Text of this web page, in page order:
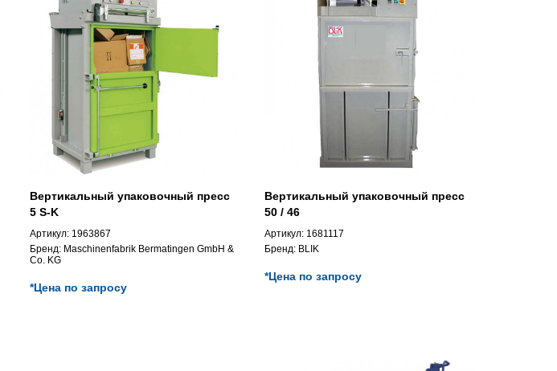
Вертикальный упаковочный пресс
5 S-K
Артикул: 1963867
Бренд: Maschinenfabrik Bermatingen GmbH &
Co. KG
*Цена по запросу
Вертикальный упаковочный пресс
50 / 46
Артикул: 1681117
Бренд: BLIK
*Цена по запросу